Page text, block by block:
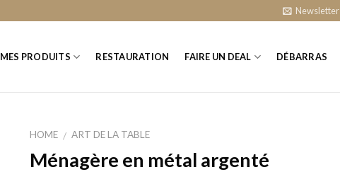
Newsletter
MES PRODUITS RESTAURATION FAIRE UN DEAL DÉBARRAS
HOME / ART DE LA TABLE
Ménagère en métal argenté